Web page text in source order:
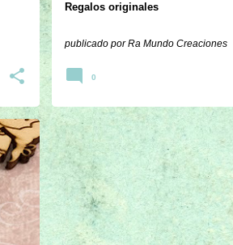
Regalos originales
publicado porRa Mundo Creaciones
0
+